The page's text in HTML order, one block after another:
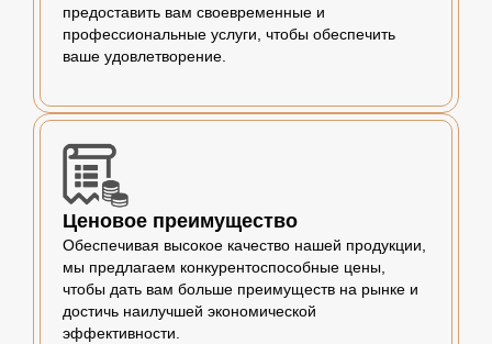
предоставить вам своевременные и
профессиональные услуги, чтобы обеспечить
ваше удовлетворение.
Ценовое преимущество
Обеспечивая высокое качество нашей продукции,
мы предлагаем конкурентоспособные цены,
чтобы дать вам больше преимуществ на рынке и
достичь наилучшей экономической
эффективности.